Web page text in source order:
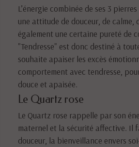
L’énergie combinée de ses 3
une attitude de douceur, de calme,
également une certaine pureté de
"Tendresse" est donc destiné à
souhaite apaiser les excès
comportement avec tendresse,
douce et apaisée.
Le Quartz rose
Le Quartz rose rappelle par son
maternel et la sécurité affective. Il
douceur, la bienveillance envers